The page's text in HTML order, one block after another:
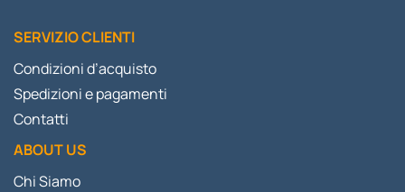
SERVIZIO CLIENTI
Condizioni d’acquisto
Spedizioni e pagamenti
Contatti
ABOUT US
Chi Siamo